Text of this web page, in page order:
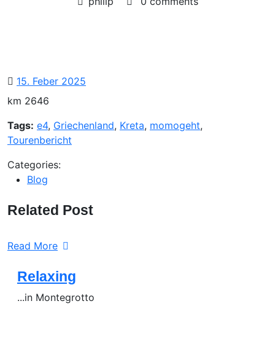
15. Feber 2025
km 2646
Tags: e4, Griechenland, Kreta, momogeht,
Tourenbericht
Categories:
Blog
Related Post
Read More
Relaxing
...in Montegrotto